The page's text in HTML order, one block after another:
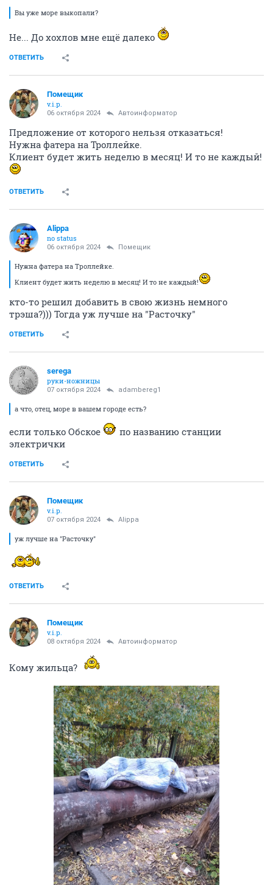
Вы уже море выкопали?
Не... До хохлов мне ещё далеко
ОТВЕТИТЬ
Помещик
v.i.p.
06 октября 2024 Автоинформатор
Предложение от которого нельзя отказаться!
Нужна фатера на Троллейке.
Клиент будет жить неделю в месяц! И то не каждый!
ОТВЕТИТЬ
Alippa
no status
06 октября 2024 Помещик
Нужна фатера на Троллейке.
Клиент будет жить неделю в месяц! И то не каждый!
кто-то решил добавить в свою жизнь немного
трэша?))) Тогда уж лучше на "Расточку"
ОТВЕТИТЬ
serega
руки-ножницы
07 октября 2024 adambereg1
а что, отец, море в вашем городе есть?
если только Обское
по названию станции
электрички
ОТВЕТИТЬ
Помещик
v.i.p.
07 октября 2024 Alippa
уж лучше на "Расточку"
ОТВЕТИТЬ
Помещик
v.i.p.
08 октября 2024 Автоинформатор
Кому жильца?